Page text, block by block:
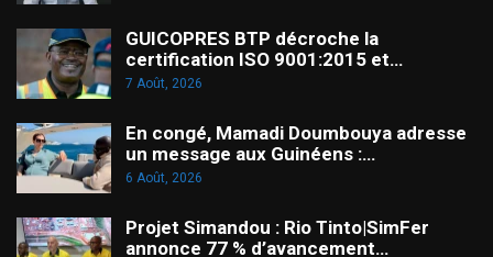
GUICOPRES BTP décroche la
certification ISO 9001:2015 et…
7 Août, 2026
En congé, Mamadi Doumbouya adresse
un message aux Guinéens :…
6 Août, 2026
Projet Simandou : Rio Tinto|SimFer
annonce 77 % d’avancement…